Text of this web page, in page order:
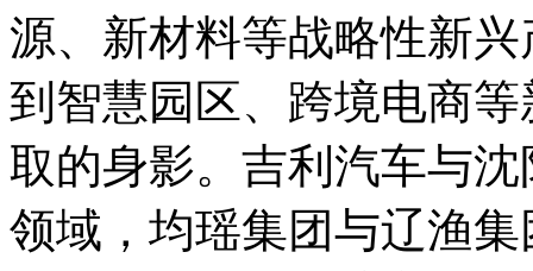
源、新材料等战略性新
到智慧园区、跨境电商
取的身影。吉利汽车与
领域，均瑶集团与辽渔